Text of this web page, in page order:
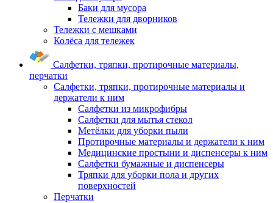
Баки для мусора
Тележки для дворников
Тележки с мешками
Колёса для тележек
Салфетки, тряпки, протирочные материалы,
перчатки
Салфетки, тряпки, протирочные материалы и
держатели к ним
Салфетки из микрофибры
Салфетки для мытья стекол
Метёлки для уборки пыли
Протирочные материалы и держатели к ним
Медицинские простыни и диспенсеры к ним
Салфетки бумажные и диспенсеры
Тряпки для уборки пола и других
поверхностей
Перчатки